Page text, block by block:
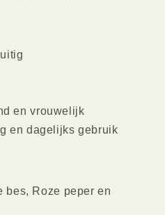
en vrouwelijk
en dagelijks gebruik
bes, Roze peper en